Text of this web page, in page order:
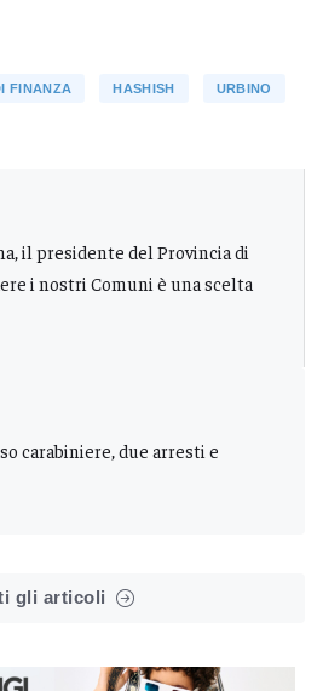
FINANZA HASHISH URBINO
il presidente del Provincia di
i nostri Comuni è una scelta
carabiniere, due arresti e
gli articoli